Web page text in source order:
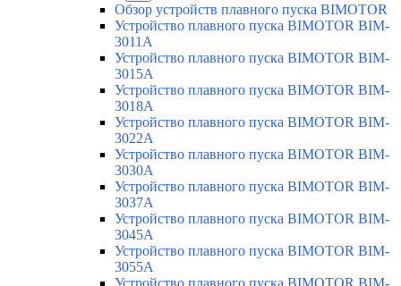
Обзор устройств плавного пуска BIMOTOR
Устройство плавного пуска BIMOTOR BIM-
3011A
Устройство плавного пуска BIMOTOR BIM-
3015A
Устройство плавного пуска BIMOTOR BIM-
3018A
Устройство плавного пуска BIMOTOR BIM-
3022A
Устройство плавного пуска BIMOTOR BIM-
3030A
Устройство плавного пуска BIMOTOR BIM-
3037A
Устройство плавного пуска BIMOTOR BIM-
3045A
Устройство плавного пуска BIMOTOR BIM-
3055A
Устройство плавного пуска BIMOTOR BIM-